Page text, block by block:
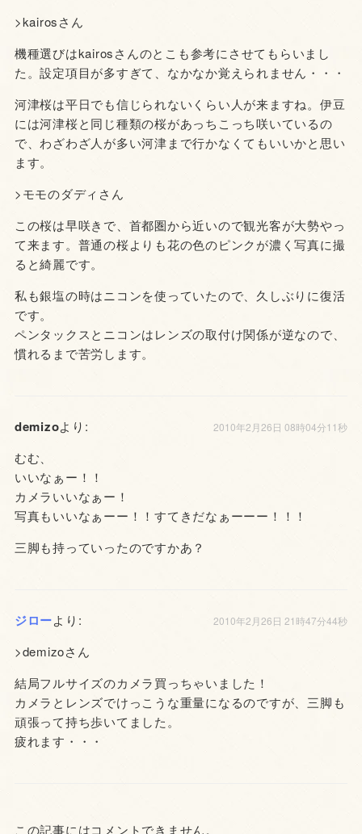
>kairosさん
機種選びはkairosさんのとこも参考にさせてもらいまし
た。設定項目が多すぎて、なかなか覚えられません・・・
河津桜は平日でも信じられないくらい人が来ますね。伊豆
には河津桜と同じ種類の桜があっちこっち咲いているの
で、わざわざ人が多い河津まで行かなくてもいいかと思い
ます。
>モモのダディさん
この桜は早咲きで、首都圏から近いので観光客が大勢やっ
て来ます。普通の桜よりも花の色のピンクが濃く写真に撮
ると綺麗です。
私も銀塩の時はニコンを使っていたので、久しぶりに復活
です。
ペンタックスとニコンはレンズの取付け関係が逆なので、
慣れるまで苦労します。
demizoより: 2010年2月26日 08時04分11秒
むむ、
いいなぁー！！
カメラいいなぁー！
写真もいいなぁーー！！すてきだなぁーーー！！！
三脚も持っていったのですかあ？
ジローより: 2010年2月26日 21時47分44秒
>demizoさん
結局フルサイズのカメラ買っちゃいました！
カメラとレンズでけっこうな重量になるのですが、三脚も
頑張って持ち歩いてました。
疲れます・・・
この記事にはコメントできません。